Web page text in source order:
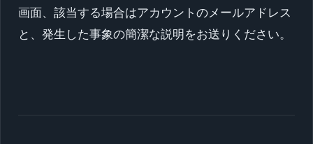
画面、該当する場合はアカウントのメールアドレス
と、発生した事象の簡潔な説明をお送りください。